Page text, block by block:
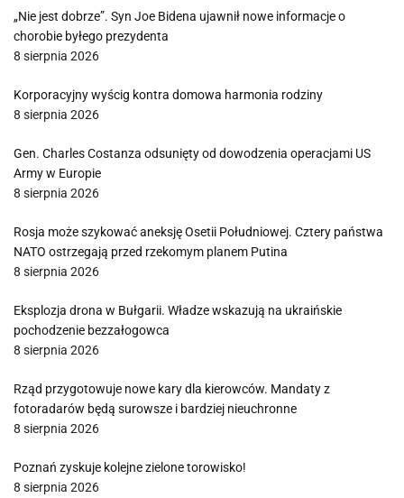
„Nie jest dobrze”. Syn Joe Bidena ujawnił nowe informacje o
chorobie byłego prezydenta
8 sierpnia 2026
Korporacyjny wyścig kontra domowa harmonia rodziny
8 sierpnia 2026
Gen. Charles Costanza odsunięty od dowodzenia operacjami US
Army w Europie
8 sierpnia 2026
Rosja może szykować aneksję Osetii Południowej. Cztery państwa
NATO ostrzegają przed rzekomym planem Putina
8 sierpnia 2026
Eksplozja drona w Bułgarii. Władze wskazują na ukraińskie
pochodzenie bezzałogowca
8 sierpnia 2026
Rząd przygotowuje nowe kary dla kierowców. Mandaty z
fotoradarów będą surowsze i bardziej nieuchronne
8 sierpnia 2026
Poznań zyskuje kolejne zielone torowisko!
8 sierpnia 2026